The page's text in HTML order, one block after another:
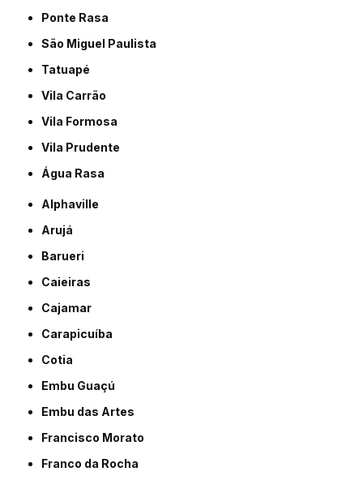
Ponte Rasa
São Miguel Paulista
Tatuapé
Vila Carrão
Vila Formosa
Vila Prudente
Água Rasa
Alphaville
Arujá
Barueri
Caieiras
Cajamar
Carapicuíba
Cotia
Embu Guaçú
Embu das Artes
Francisco Morato
Franco da Rocha